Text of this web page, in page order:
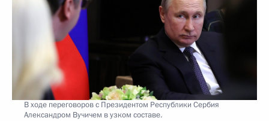
В ходе переговоров с Президентом Республики Сербия
Александром Вучичем в узком составе.